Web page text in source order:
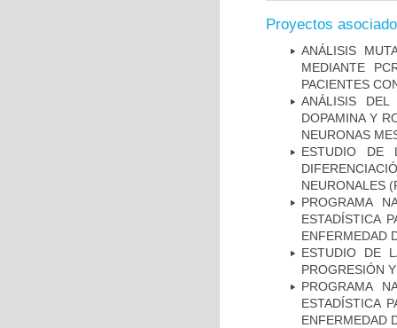
Proyectos
ANÁLISIS
MEDIANTE
PACIENTES
ANÁLISIS
DOPAMINA Y
NEURONAS
ESTUDIO DE
NEURONALES
PROGRAMA
ESTADÍSTICA
ENFERMEDAD
ESTUDIO DE
PROGRESIÓN
PROGRAMA
ESTADÍSTICA
ENFERMEDAD